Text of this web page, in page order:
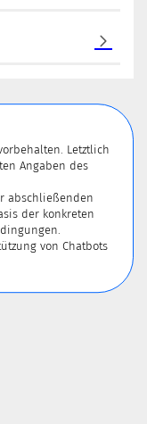
Letztlich
Angaben des
abschließenden
der konkreten
von Chatbots